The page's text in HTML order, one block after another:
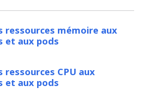
ressources mémoire aux
et aux pods
ressources CPU aux
et aux pods